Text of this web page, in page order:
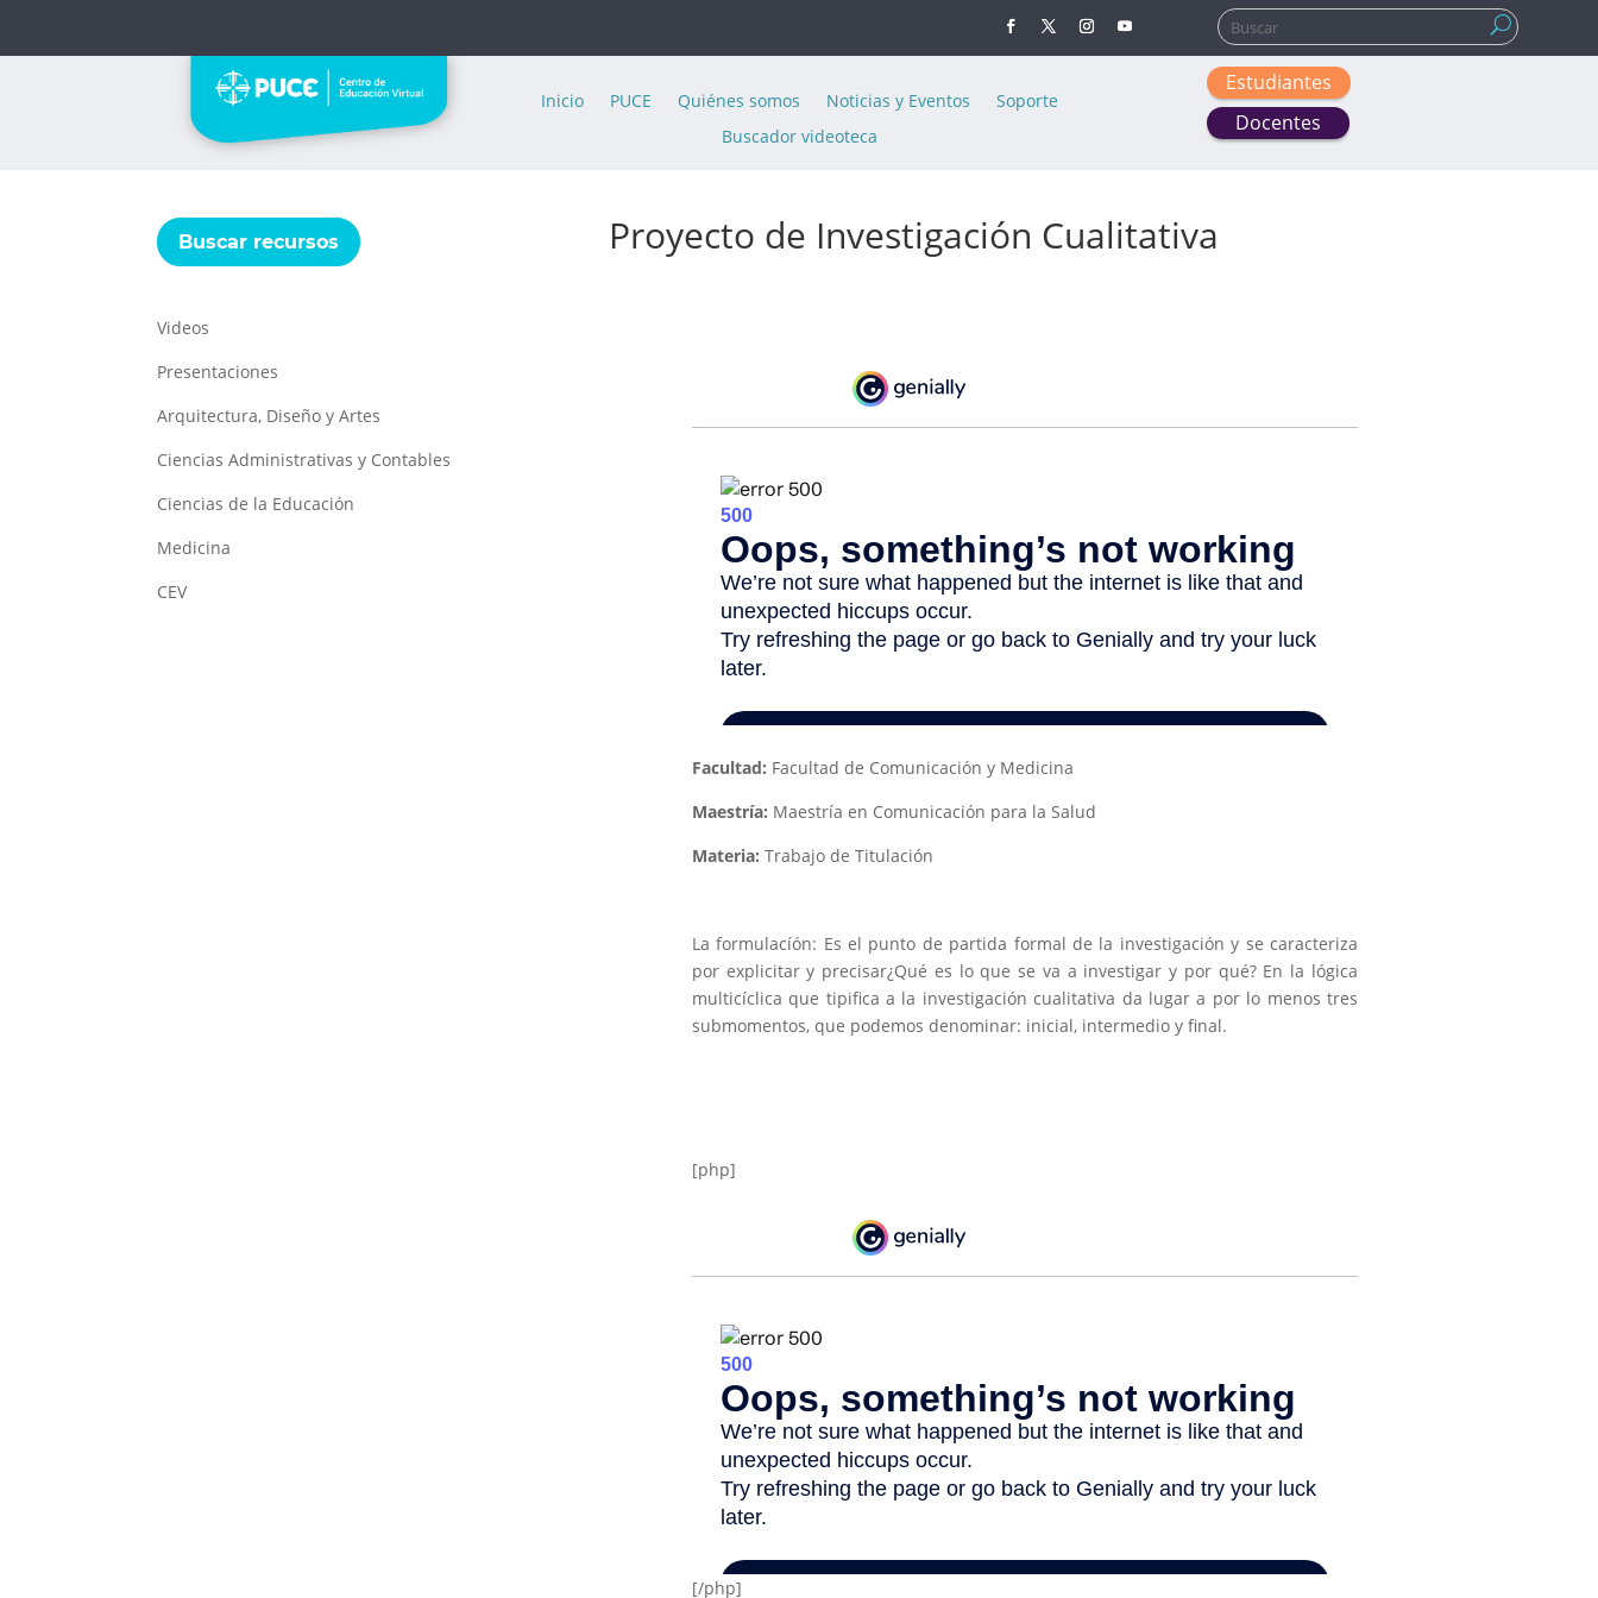
Buscar:
Inicio PUCE Quiénes somos Noticias y Eventos
Soporte
Buscador videoteca
Estudiantes
Docentes
Buscar recursos
Videos
Presentaciones
Arquitectura, Diseño y Artes
Ciencias Administrativas y Contables
Ciencias de la Educación
Medicina
CEV
Proyecto de Investigación Cualitativa
Facultad: Facultad de Comunicación y Medicina
Maestría: Maestría en Comunicación para la Salud
Materia: Trabajo de Titulación
La formulacíón: Es el punto de partida formal de la investigación y se caracteriza
por explicitar y precisar¿Qué es lo que se va a investigar y por qué? En la lógica
multicíclica que tipifica a la investigación cualitativa da lugar a por lo menos tres
submomentos, que podemos denominar: inicial, intermedio y final.
[php]
[/php]